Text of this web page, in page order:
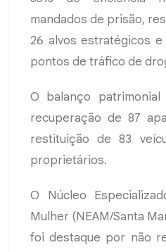
mandados de prisão,
26 alvos estratégicos
pontos de tráfico de
O balanço
recuperação de 87
restituição de 83
proprietários.
O Núcleo
Mulher (NEAM/Santa
foi destaque por não